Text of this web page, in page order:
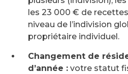
les 23 000 € de
niveau de l’indivision
propriétaire individuel.
Changement de
d’année : votre statut